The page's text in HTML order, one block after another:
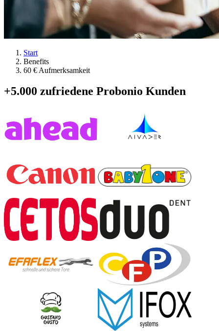
Start
Benefits
60 € Aufmerksamkeit
+5.000 zufriedene Probonio Kunden